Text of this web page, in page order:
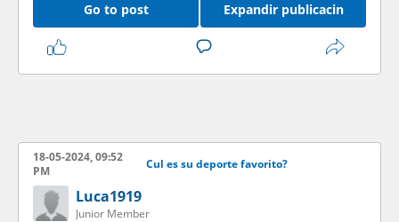
Go to post Expandir publicacin
18-05-2024, 09:52
PM
Cul es su deporte favorito?
Luca1919
Junior Member